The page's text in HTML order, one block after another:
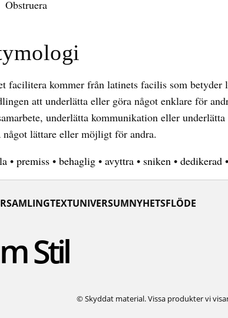
Obstruera
facilitera kommer från latinets facilis som
att underlätta eller göra något enklare för
underlätta kommunikation eller
något lättare eller möjligt för andra.
• premiss • behaglig • avyttra • sniken • dedikerad •
Stil
© Skyddat material. Vissa produkter vi
SAMLINGTEXTUNIVERSUMNYHETSFLÖDE